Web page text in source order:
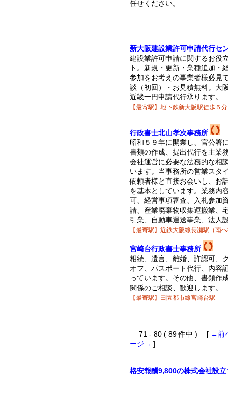
任せください。
新大阪建設業許可申請代行セ
建設業許可申請に関するお役
ト。新規・更新・業種追加・
参加をお考えの事業者様必見
談（初回）・お見積無料。大
近畿一円申請代行承ります。
【最寄駅】地下鉄新大阪駅徒歩５分
行政書士北山孝次事務所
昭和５９年に開業し、官公署
書類の作成、提出代行を主業
会社運営に必要な法務的な相
います。当事務所の営業スタ
依頼者様と直接お会いし、お
を基本としています。業務内
可、経営事項審査、入札参加
請、産業廃棄物収集運搬業、
引業、自動車運送事業、法人
【最寄駅】近鉄大阪線長瀬駅（南
宮崎台行政書士事務所
相続、遺言、離婚、許認可、
オフ、パスポート代行、内容
っています。その他、書類作
関係のご相談、歓迎します。
【最寄駅】田園都市線宮崎台駅
71 - 80 ( 89 件中 ) [ ←前
ージ→ ]
格安報酬9,800の株式会社設